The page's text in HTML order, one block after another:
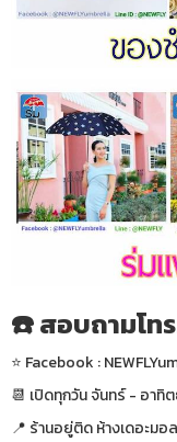
☎️ สอบถามโ
⭐️ Facebook :
📆 เปิดทุกวัน จันทร์ - อา
📍 ร้านอยู่ติด ห้างเดอะม